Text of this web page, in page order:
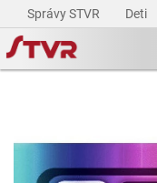
Správy STVR Deti